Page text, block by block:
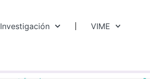
Investigación VIME